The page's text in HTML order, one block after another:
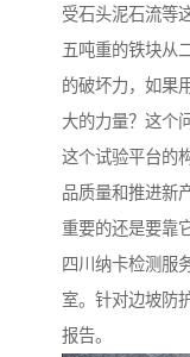
受石头泥石流等
五吨重的铁块从
的破坏力，如果
大的力量？这个
这个试验平台的
品质量和推进新
重要的还是要靠
四川纳卡检测服
室。针对边坡防
报告。